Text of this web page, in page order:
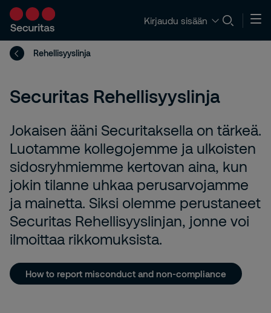
Kirjaudu sisään
Rehellisyyslinja
Securitas Rehellisyyslinja
Jokaisen ääni Securitaksella on tärkeä.
Luotamme kollegojemme ja ulkoisten
sidosryhmiemme kertovan aina, kun
jokin tilanne uhkaa perusarvojamme
ja mainetta. Siksi olemme perustaneet
Securitas Rehellisyyslinjan, jonne voi
ilmoittaa rikkomuksista.
How to report misconduct and non-compliance